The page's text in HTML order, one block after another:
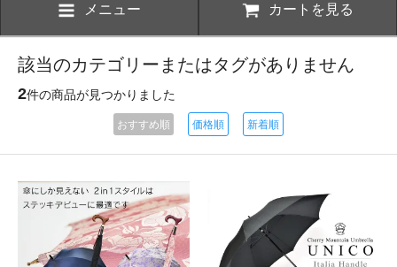
メニュー カートを見る
該当のカテゴリーまたはタグがありません
2件の商品が見つかりました
おすすめ順 価格順 新着順